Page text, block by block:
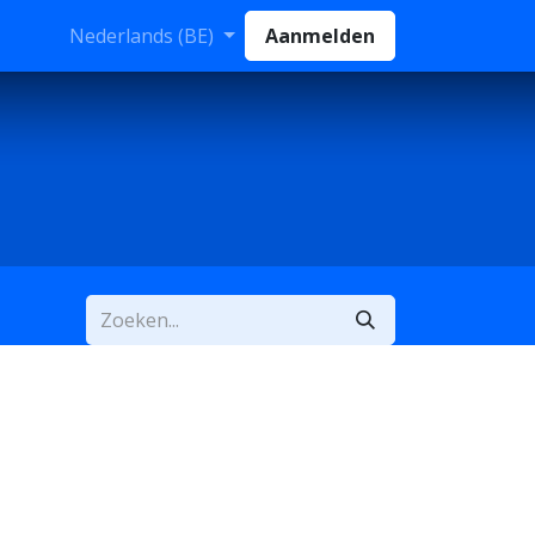
Nederlands (BE) Aanmelden